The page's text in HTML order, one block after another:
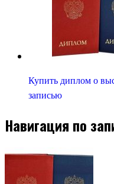
Купить диплом о
записью
Навигация по